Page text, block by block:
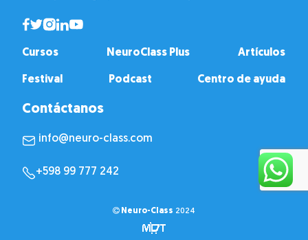
Cursos NeuroClass Plus Artículos
Festival Podcast Centro de ayuda
Contáctanos
info@neuro-class.com
+598 99 777 242
Neuro-Class 2024